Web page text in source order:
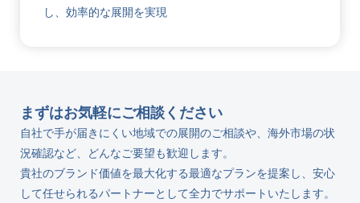
し、効率的な展開を実現
まずはお気軽にご相談ください
自社で手が届きにくい地域での展開のご相談や、海外市場の状
況確認など、
どんなご要望も歓迎します。
貴社のブランド価値を最大化する最適なプランを提案し、 安心
して任せられるパートナーとして全力でサポートいたします。